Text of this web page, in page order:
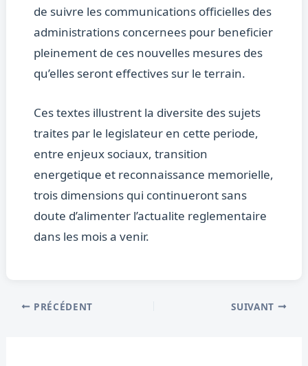
de suivre les communications officielles des
administrations concernees pour beneficier
pleinement de ces nouvelles mesures des
qu’elles seront effectives sur le terrain.
Ces textes illustrent la diversite des sujets
traites par le legislateur en cette periode,
entre enjeux sociaux, transition
energetique et reconnaissance memorielle,
trois dimensions qui continueront sans
doute d’alimenter l’actualite reglementaire
dans les mois a venir.
PRÉCÉDENT SUIVANT